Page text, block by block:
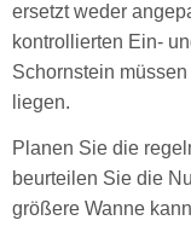
ersetzt weder
kontrollierten Ein-
Schornstein
liegen.
Planen Sie die
beurteilen Sie die
größere Wanne